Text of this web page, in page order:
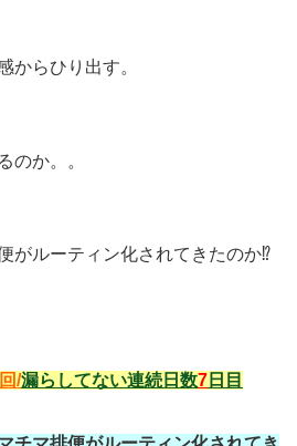
からひり出す。
のか。。
がルーティン化されてきたのか⁉️
/漏らしてない連続日数7 日目